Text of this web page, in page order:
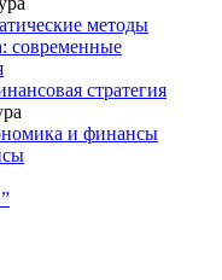
методы
современные
стратегия
и финансы